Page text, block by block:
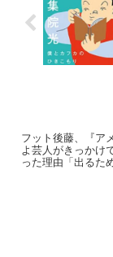
フット後藤、『ア
よ芸人がきっかけ
った理由「出るた